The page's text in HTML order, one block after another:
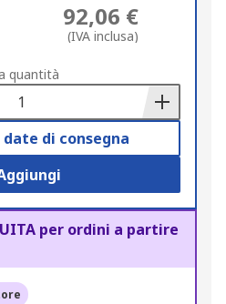
92,06 €
(IVA inclusa)
quantità
di consegna
per ordini a partire